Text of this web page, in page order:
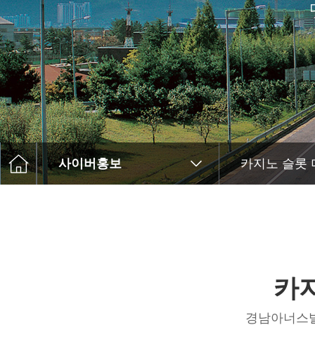
경남기업 네트워크
안전보건방침
기술경영
환경경영
찾아오시는길
환
해
인테
사이버홍보 카지노 슬롯
카
경남아너스